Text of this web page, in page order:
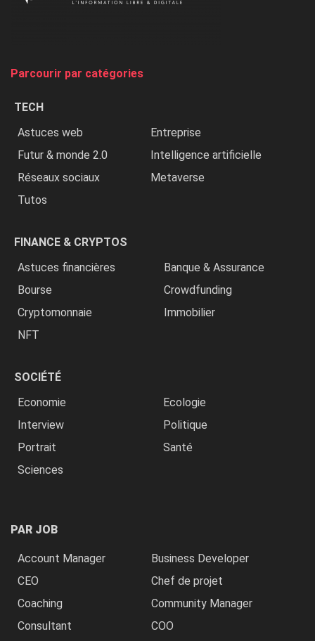
Parcourir par catégories
TECH
Astuces web
Entreprise
Futur & monde 2.0
Intelligence artificielle
Réseaux sociaux
Metaverse
Tutos
FINANCE & CRYPTOS
Astuces financières
Banque & Assurance
Bourse
Crowdfunding
Cryptomonnaie
Immobilier
NFT
SOCIÉTÉ
Economie
Ecologie
Interview
Politique
Portrait
Santé
Sciences
PAR JOB
Account Manager
Business Developer
CEO
Chef de projet
Coaching
Community Manager
Consultant
COO